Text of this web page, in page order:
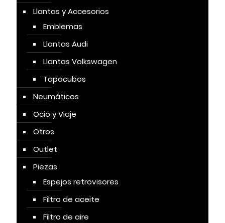
Llantas y Accesorios
Emblemas
Llantas Audi
Llantas Volkswagen
Tapacubos
Neumáticos
Ocio y Viaje
Otros
Outlet
Piezas
Espejos retrovisores
Filtro de aceite
Filtro de aire